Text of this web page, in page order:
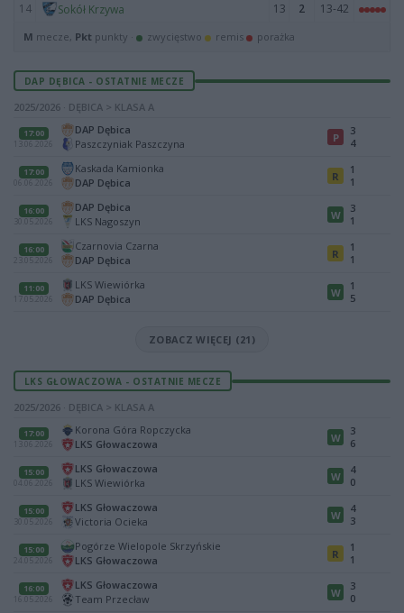
14
Sokół Krzywa 13 2 13-42
M mecze, Pkt punkty · zwycięstwo remis porażka
DAP DĘBICA - OSTATNIE MECZE
2025/2026 · DĘBICA > KLASA A
17:00
13.06.2026
DAP Dębica
Paszczyniak Paszczyna
P
3
4
17:00
06.06.2026
Kaskada Kamionka
DAP Dębica
R
1
1
16:00
30.05.2026
DAP Dębica
LKS Nagoszyn
W
3
1
16:00
23.05.2026
Czarnovia Czarna
DAP Dębica
R
1
1
11:00
17.05.2026
LKS Wiewiórka
DAP Dębica
W
1
5
ZOBACZ WIĘCEJ (21)
LKS GŁOWACZOWA - OSTATNIE MECZE
2025/2026 · DĘBICA > KLASA A
17:00
13.06.2026
Korona Góra Ropczycka
LKS Głowaczowa
W
3
6
15:00
04.06.2026
LKS Głowaczowa
LKS Wiewiórka
W
4
0
15:00
30.05.2026
LKS Głowaczowa
Victoria Ocieka
W
4
3
15:00
24.05.2026
Pogórze Wielopole Skrzyńskie
LKS Głowaczowa
R
1
1
16:00
16.05.2026
LKS Głowaczowa
Team Przecław
W
3
0